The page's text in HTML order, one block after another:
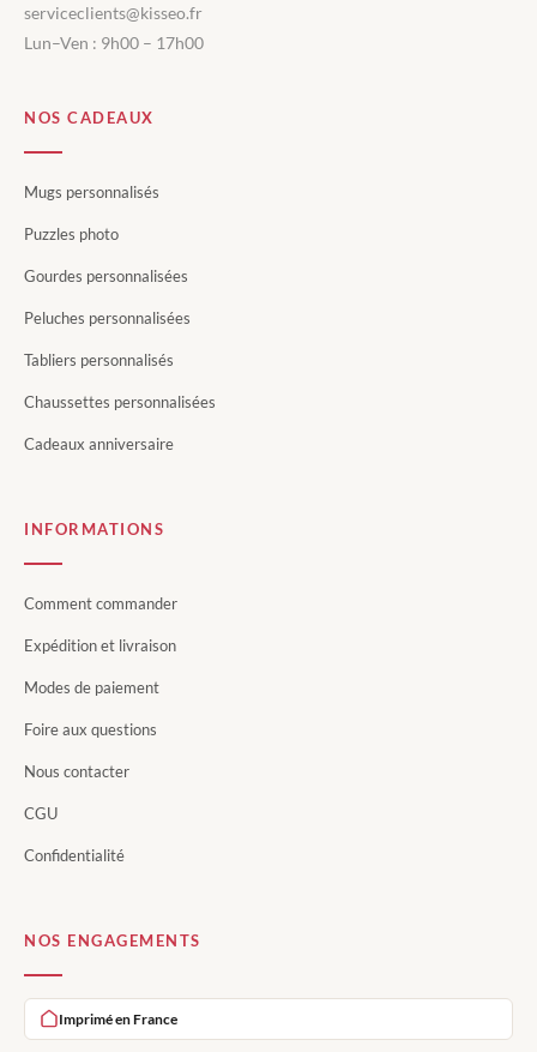
serviceclients@kisseo.fr
Lun–Ven : 9h00 – 17h00
NOS CADEAUX
Mugs personnalisés
Puzzles photo
Gourdes personnalisées
Peluches personnalisées
Tabliers personnalisés
Chaussettes personnalisées
Cadeaux anniversaire
INFORMATIONS
Comment commander
Expédition et livraison
Modes de paiement
Foire aux questions
Nous contacter
CGU
Confidentialité
NOS ENGAGEMENTS
Imprimé en France